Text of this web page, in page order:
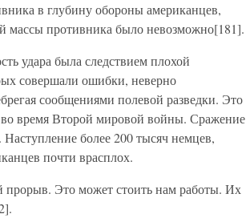
в глубину обороны американцев,
массы противника было невозможно[181].
удара была следствием плохой
совершали ошибки, неверно
сообщениями полевой разведки. Это
время Второй мировой войны. Сражение
более 200 тысяч немцев,
почти врасплох.
прорыв. Это может стоить нам работы. Их